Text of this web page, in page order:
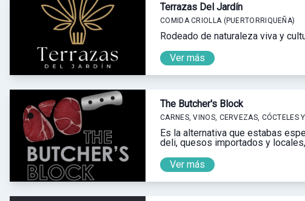
Terrazas Del Jardín
COMIDA CRIOLLA (PUERTORRIQUEÑA)
Rodeado de naturaleza viva y
Ver más
The Butcher's Block
CARNES, VINOS, CERVEZAS, CÓCTELES
Es la alternativa que estabas
deli, quesos importados y
Ver más